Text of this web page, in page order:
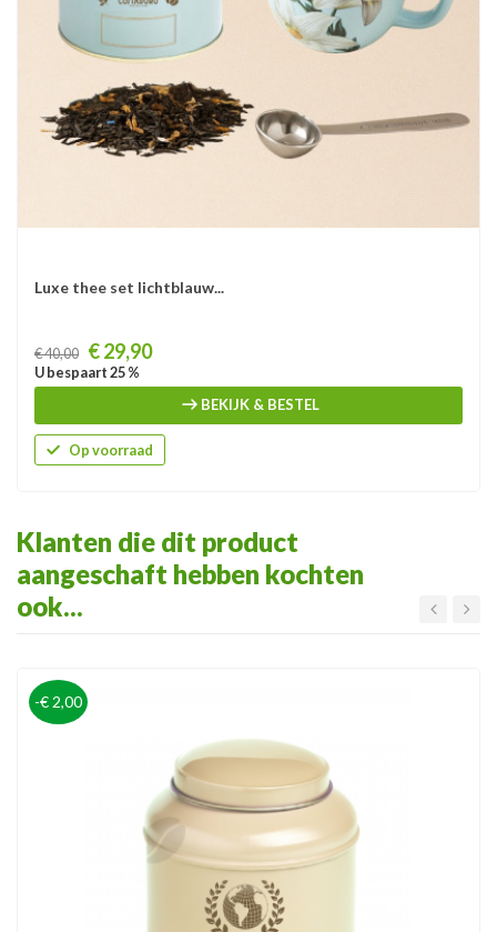
Luxe thee set lichtblauw...
Prijs
€ 40,00 € 29,90
U bespaart 25 %
BEKIJK & BESTEL
Op voorraad
Klanten die dit product
aangeschaft hebben kochten
ook...
-€ 2,00